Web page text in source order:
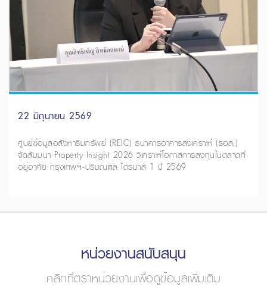
22 มิถุนายน 2569
ศูนย์ข้อมูลอสังหาริมทรัพย์ (REIC) ธนาคารอาคารสงเคราะห์ (ธอส.)
จัดสัมมนา Property Insight 2026 วิเคราะห์โอกาสการลงทุนในตลาดที่
อยู่อาศัย กรุงเทพฯ-ปริมณฑล ไตรมาส 1 ปี 2569
หน่วยงานสนับสนุน
คลิกที่ตราหน่วยงานเพื่อดูข้อมูลเพิ่มเติม